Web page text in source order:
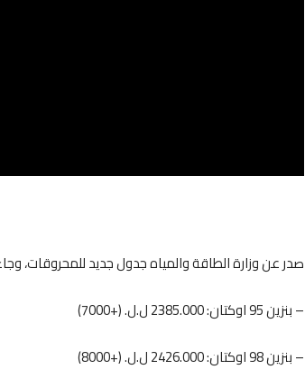
صدر عن وزارة الطاقة والمياه جدول جديد للمحروقات،
– بنزين 95 اوكتان: 2385.000 ل.ل. (+7000)
– بنزين 98 اوكتان: 2426.000 ل.ل. (+8000)